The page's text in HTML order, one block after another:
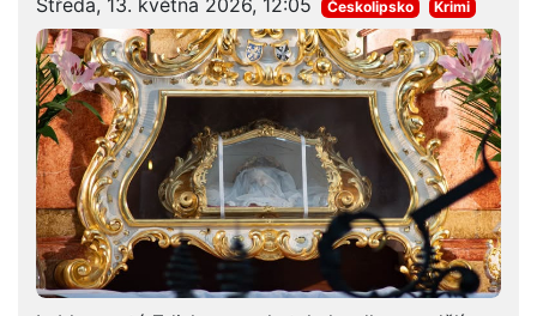
Středa, 13. května 2026, 12:05 Českolipsko Krimi